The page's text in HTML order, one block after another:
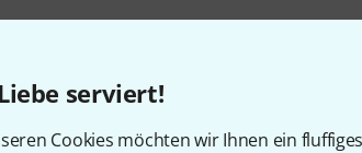
serviert!
Cookies möchten wir Ihnen ein